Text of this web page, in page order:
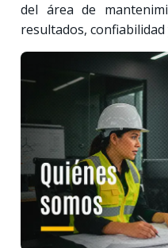
del área de
resultados,